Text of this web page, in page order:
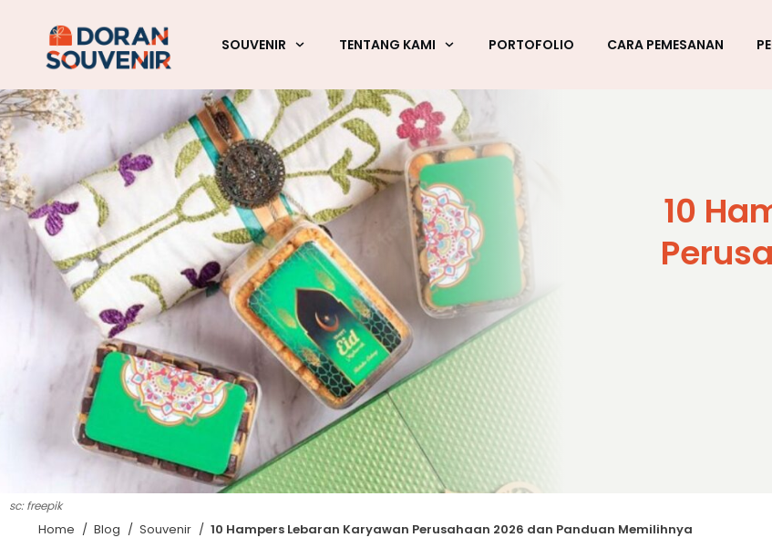
SOUVENIR TENTANG KAMI PORTOFOLIO CARA PEMESANAN
sc: freepik
10
Home / Blog / Souvenir / 10 Hampers Lebaran Karyawan Perusahaan 2026 dan Panduan Memilihnya